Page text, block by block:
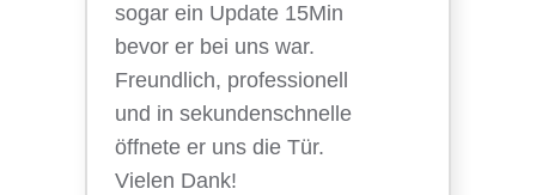
sogar ein Update 15Min
bevor er bei uns war.
Freundlich, professionell
und in sekundenschnelle
öffnete er uns die Tür.
Vielen Dank!